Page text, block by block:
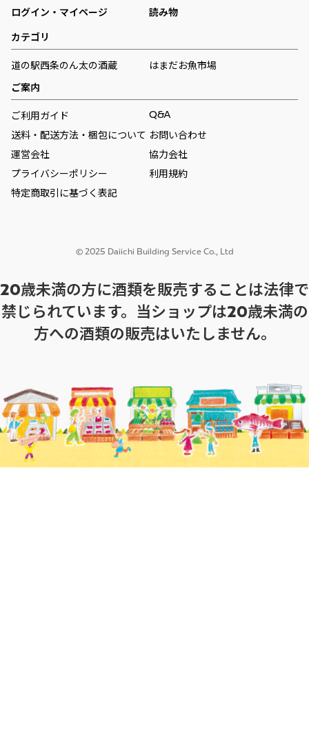
ログイン・マイページ 読み物
カテゴリ
道の駅西条のん太の酒蔵 はまだお魚市場
ご案内
ご利用ガイド
Q&A
送料・配送方法・梱包について お問い合わせ
運営会社
協力会社
プライバシーポリシー
利用規約
特定商取引に基づく表記
© 2025 Daiichi Building Service Co., Ltd
20歳未満の方に酒類を販売することは法律で
禁じられています。当ショップは20歳未満の
方への酒類の販売はいたしません。